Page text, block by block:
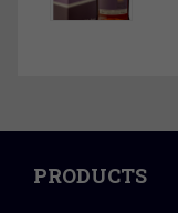
PRODUCTS